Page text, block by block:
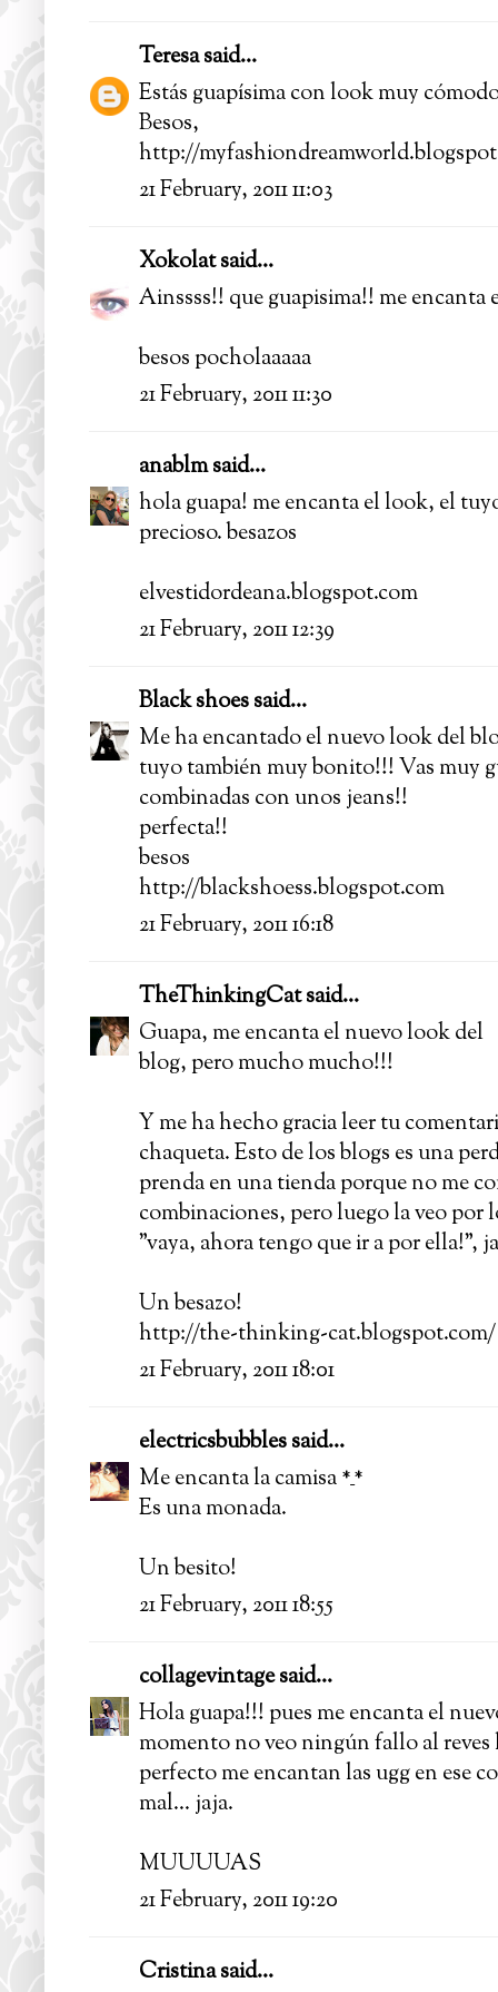
Teresasaid...
Estás guapísima con look muy
Besos,
http://
21 February, 2011 11:03
Xokolatsaid...
Ainssss!! que guapisima!! me
besos pocholaaaaa
21 February, 2011 11:30
anablmsaid...
hola guapa! me encanta el look, el
precioso. besazos
elvestidordeana.blogspot.com
21 February, 2011 12:39
Black shoessaid...
Me ha encantado el nuevo look del
tuyo también muy bonito!!! Vas muy
combinadas con unos jeans!!
perfecta!!
besos
http://blackshoess.blogspot.com
21 February, 2011 16:18
TheThinkingCatsaid...
Guapa, me encanta el nuevo look del
blog, pero mucho mucho!!!
Y me ha hecho gracia leer tu
chaqueta. Esto de los blogs es una
prenda en una tienda porque no me
combinaciones, pero luego la veo por
"vaya, ahora tengo que ir a por ella!",
Un besazo!
http://the-thinking-cat.blogspot.com/
21 February, 2011 18:01
electricsbubblessaid...
Me encanta la camisa *_*
Es una monada.
Un besito!
21 February, 2011 18:55
collagevintagesaid...
Hola guapa!!! pues me encanta el
momento no veo ningún fallo al
perfecto me encantan las ugg en ese
mal... jaja.
MUUUUAS
21 February, 2011 19:20
Cristina said...